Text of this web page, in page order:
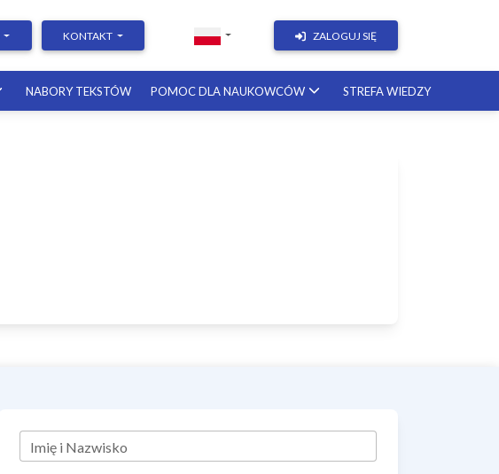
KONTAKT ZALOGUJ SIĘ
NABORY TEKSTÓW POMOC DLA NAUKOWCÓW STREFA WIEDZY
Imię i Nazwisko